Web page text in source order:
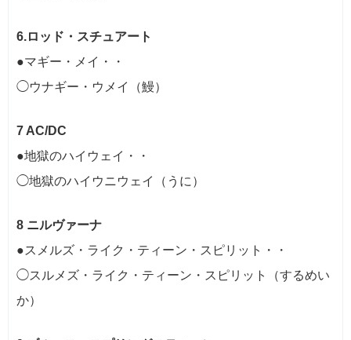
6.ロッド・スチュアート
●マギー・メイ・・
◯ウナギー・ウメイ（鰻）
7 AC/DC
●地獄のハイウェイ・・
◯地獄のハイウニウェイ（うに）
8 ニルヴァーナ
●スメルズ・ライク・ティーン・スピリット・・
◯スルメズ・ライク・ティーン・スピリット（するめい
か）